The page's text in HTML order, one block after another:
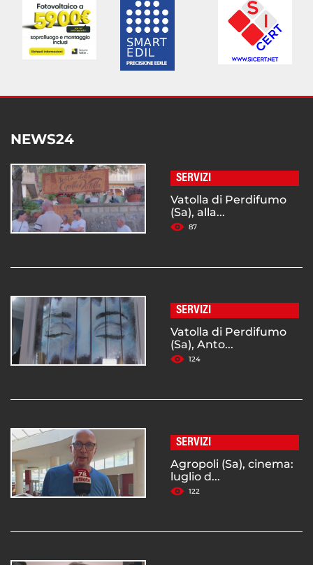
NEWS24
SERVIZI
Vatolla di Perdifumo
(Sa), alla...
87
SERVIZI
Vatolla di Perdifumo
(Sa), Anto...
124
SERVIZI
Agropoli (Sa), cinema:
luglio d...
122